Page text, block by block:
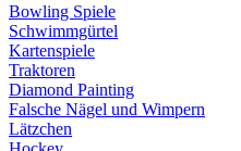
Bowling Spiele
Schwimmgürtel
Kartenspiele
Traktoren
Diamond Painting
Falsche Nägel und Wimpern
Lätzchen